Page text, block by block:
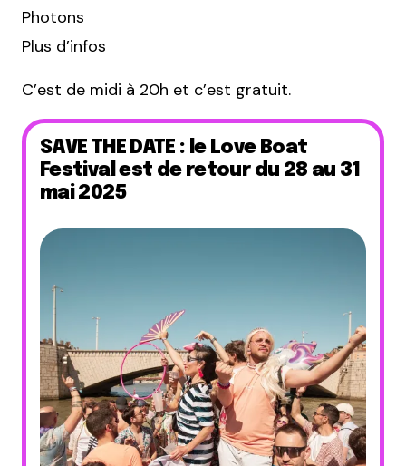
Photons
Plus d’infos
C’est de midi à 20h et c’est gratuit.
SAVE THE DATE : le Love Boat
Festival est de retour du 28 au 31
mai 2025